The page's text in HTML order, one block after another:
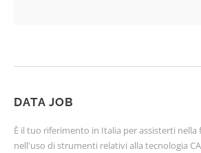
DATA JOB
È il tuo riferimento in Italia per assisterti nella
nell'uso di strumenti relativi alla tecnologia